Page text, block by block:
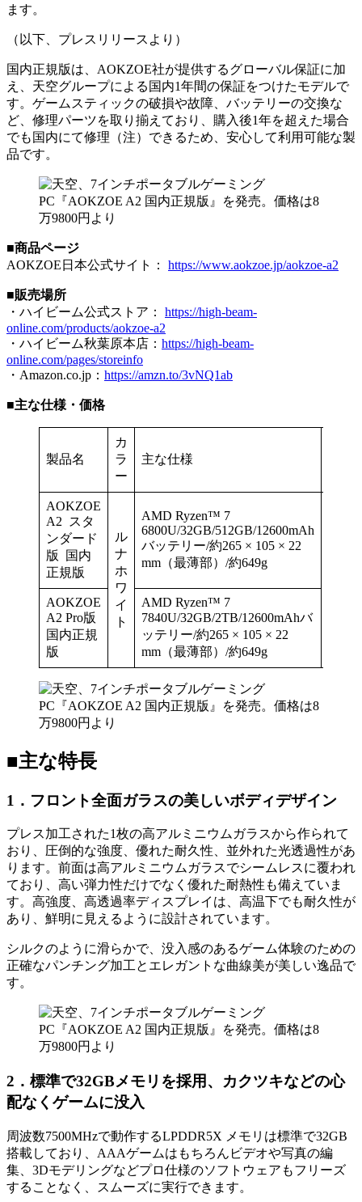
ます。
（以下、プレスリリースより）
国内正規版は、AOKZOE社が提供するグローバル保証に加
え、天空グループによる国内1年間の保証をつけたモデルで
す。ゲームスティックの破損や故障、バッテリーの交換な
ど、修理パーツを取り揃えており、購入後1年を超えた場合
でも国内にて修理（注）できるため、安心して利用可能な製
品です。
■商品ページ
AOKZOE日本公式サイト： https://www.aokzoe.jp/aokzoe-a2
■販売場所
・ハイビーム公式ストア： https://high-beam-
online.com/products/aokzoe-a2
・ハイビーム秋葉原本店： https://high-beam-
online.com/pages/storeinfo
・Amazon.co.jp： https://amzn.to/3vNQ1ab
■主な仕様・価格
製品名
カ
ラ
ー
主な仕様
AOKZOE
A2 スタ
ンダード
版 国内
正規版
ル
ナ
ホ
ワ
イ
ト
AMD Ryzen™ 7
6800U/32GB/512GB/12600mAh
バッテリー/約265 × 105 × 22
mm（最薄部）/約649g
AOKZOE
A2 Pro版
国内正規
版
AMD Ryzen™ 7
7840U/32GB/2TB/12600mAhバ
ッテリー/約265 × 105 × 22
mm（最薄部）/約649g
■主な特長
1．フロント全面ガラスの美しいボディデザイン
プレス加工された1枚の高アルミニウムガラスから作られて
おり、圧倒的な強度、優れた耐久性、並外れた光透過性があ
ります。前面は高アルミニウムガラスでシームレスに覆われ
ており、高い弾力性だけでなく優れた耐熱性も備えていま
す。高強度、高透過率ディスプレイは、高温下でも耐久性が
あり、鮮明に見えるように設計されています。
シルクのように滑らかで、没入感のあるゲーム体験のための
正確なパンチング加工とエレガントな曲線美が美しい逸品で
す。
2．標準で32GBメモリを採用、カクツキなどの心
配なくゲームに没入
周波数7500MHzで動作するLPDDR5X メモリは標準で32GB
搭載しており、AAAゲームはもちろんビデオや写真の編
集、3Dモデリングなどプロ仕様のソフトウェアもフリーズ
することなく、スムーズに実行できます。